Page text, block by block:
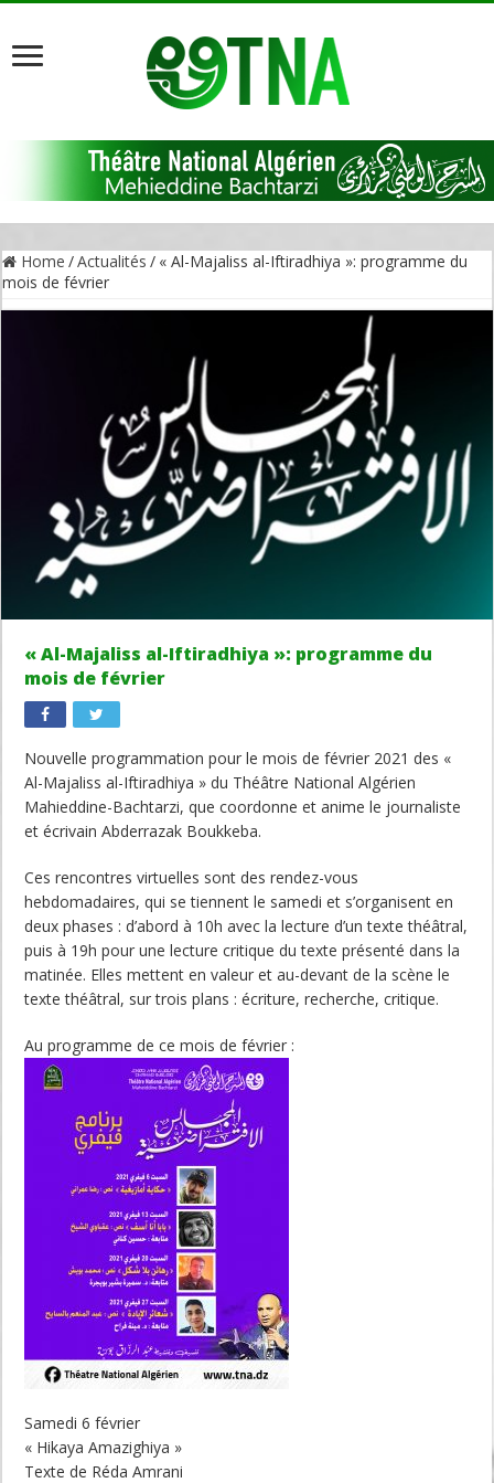
Home /Actualités / « Al-Majaliss al-Iftiradhiya »: programme du
mois de février
« Al-Majaliss al-Iftiradhiya »: programme du
mois de février
Nouvelle programmation pour le mois de février 2021 des «
Al-Majaliss al-Iftiradhiya » du Théâtre National Algérien
Mahieddine-Bachtarzi, que coordonne et anime le journaliste
et écrivain Abderrazak Boukkeba.
Ces rencontres virtuelles sont des rendez-vous
hebdomadaires, qui se tiennent le samedi et s’organisent en
deux phases : d’abord à 10h avec la lecture d’un texte théâtral,
puis à 19h pour une lecture critique du texte présenté dans la
matinée. Elles mettent en valeur et au-devant de la scène le
texte théâtral, sur trois plans : écriture, recherche, critique.
Au programme de ce mois de février :
Samedi 6 février
« Hikaya Amazighiya »
Texte de Réda Amrani